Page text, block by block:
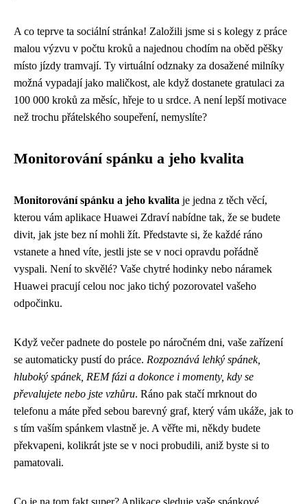
A co teprve ta sociální stránka! Založili jsme si s kolegy z práce
malou výzvu v počtu kroků a najednou chodím na oběd pěšky
místo jízdy tramvají. Ty virtuální odznaky za dosažené milníky
možná vypadají jako maličkost, ale když dostanete gratulaci za
100 000 kroků za měsíc, hřeje to u srdce. A není lepší motivace
než trochu přátelského soupeření, nemyslíte?
Monitorování spánku a jeho kvalita
Monitorování spánku a jeho kvalita je jedna z těch věcí,
kterou vám aplikace Huawei Zdraví nabídne tak, že se budete
divit, jak jste bez ní mohli žít. Představte si, že každé ráno
vstanete a hned víte, jestli jste se v noci opravdu pořádně
vyspali. Není to skvělé? Vaše chytré hodinky nebo náramek
Huawei pracují celou noc jako tichý pozorovatel vašeho
odpočinku.
Když večer padnete do postele po náročném dni, vaše zařízení
se automaticky pustí do práce. Rozpoznává lehký spánek,
hluboký spánek, REM fázi a dokonce i momenty, kdy se
převalujete nebo jste vzhůru. Ráno pak stačí mrknout do
telefonu a máte před sebou barevný graf, který vám ukáže, jak to
s tím vaším spánkem vlastně je. A věřte mi, někdy budete
překvapeni, kolikrát jste se v noci probudili, aniž byste si to
pamatovali.
Co je na tom fakt super? Aplikace sleduje vaše spánkové